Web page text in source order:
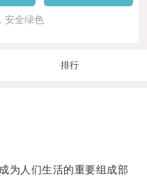
安全绿色
排行
人们生活的重要组成部